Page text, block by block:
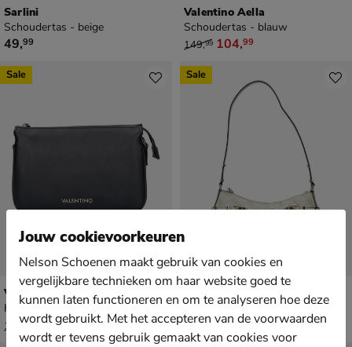
Sarlini
Schoudertas - beige
€ 49,99
49,99
Valentino Aella
Schoudertas - blauw
van € 149,99 voor € 104,99
149,99 104,99
Valentino Zero Re Pochette
Handtas - zwart
van € 139,99 voor € 97,99
139,99 97, 99
Sale
Guess Leona
Schoudertas - groen
van € 124,99 voor € 87,49
124,99 87, 49
Sale
Jouw cookievoorkeuren
Nelson Schoenen maakt gebruik van cookies en
vergelijkbare technieken om haar website goed te
kunnen laten functioneren en om te analyseren hoe deze
wordt gebruikt. Met het accepteren van de voorwaarden
wordt er tevens gebruik gemaakt van cookies voor